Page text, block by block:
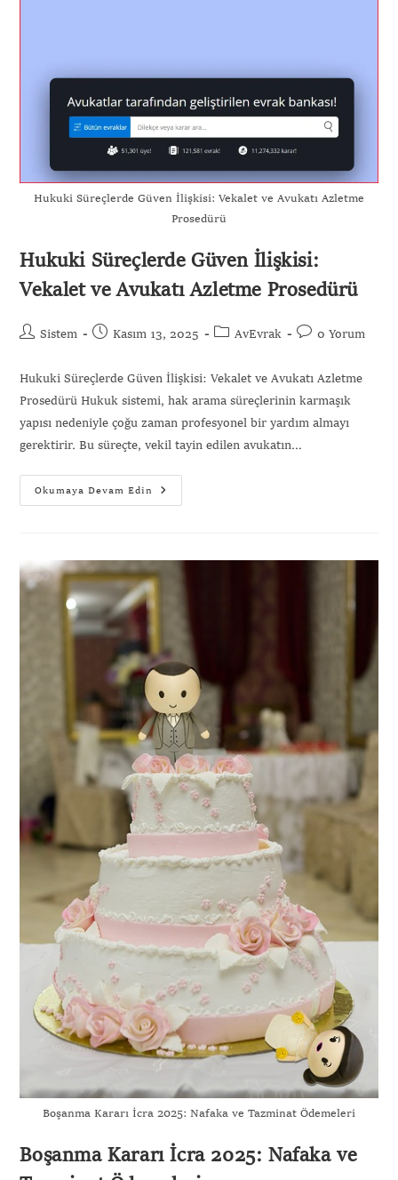
Hukuki Süreçlerde Güven İlişkisi: Vekalet ve Avukatı Azletme
Prosedürü
Hukuki Süreçlerde Güven İlişkisi:
Vekalet ve Avukatı Azletme Prosedürü
Sistem Kasım 13, 2025 AvEvrak 0 Yorum
Hukuki Süreçlerde Güven İlişkisi: Vekalet ve Avukatı Azletme
Prosedürü Hukuk sistemi, hak arama süreçlerinin karmaşık
yapısı nedeniyle çoğu zaman profesyonel bir yardım almayı
gerektirir. Bu süreçte, vekil tayin edilen avukatın…
Okumaya Devam Edin
Boşanma Kararı İcra 2025: Nafaka ve Tazminat Ödemeleri
Boşanma Kararı İcra 2025: Nafaka ve